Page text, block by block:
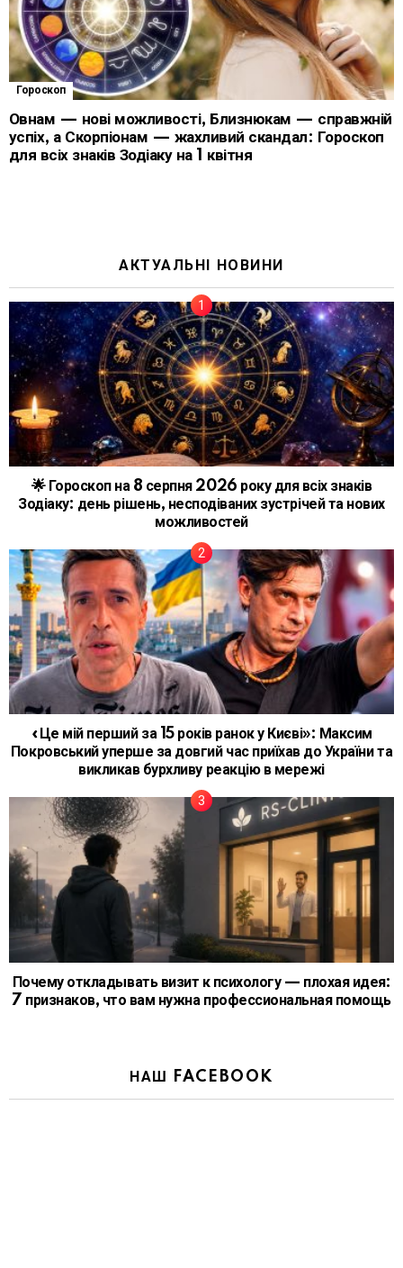
Гороскоп
Овнам — нові можливості, Близнюкам — справжній
успіх, а Скорпіонам — жахливий скандал: Гороскоп
для всіх знаків Зодіаку на 1 квітня
АКТУАЛЬНІ НОВИНИ
🌟 Гороскоп на 8 серпня 2026 року для всіх знаків
Зодіаку: день рішень, несподіваних зустрічей та нових
можливостей
«Це мій перший за 15 років ранок у Києві»: Максим
Покровський уперше за довгий час приїхав до України та
викликав бурхливу реакцію в мережі
Почему откладывать визит к психологу — плохая идея:
7 признаков, что вам нужна профессиональная помощь
НАШ FACEBOOK